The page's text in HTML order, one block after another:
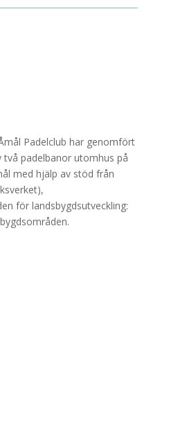
Padelclub har genomfört
padelbanor utomhus på
med hjälp av stöd från
för landsbygdsutveckling: